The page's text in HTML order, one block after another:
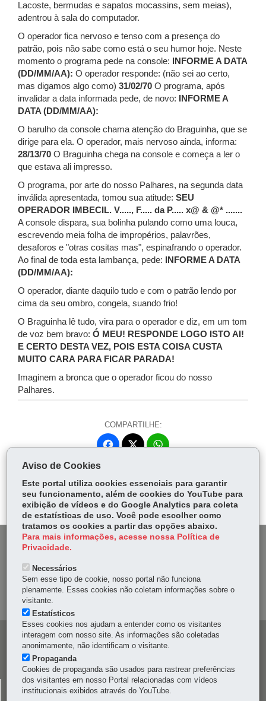
Lacoste, bermudas e sapatos mocassins, sem meias),
adentrou à sala do computador.
O operador fica nervoso e tenso com a presença do
patrão, pois não sabe como está o seu humor hoje. Neste
momento o programa pede na console:
INFORME A DATA
(DD/MM/AA): O operador responde: (não sei ao certo,
mas digamos algo como) 31/02/70 O programa, após
invalidar a data informada pede, de novo:
INFORME A
DATA (DD/MM/AA):
O barulho da console chama atenção do Braguinha, que se
dirige para ela. O operador, mais nervoso ainda, informa:
28/13/70 O Braguinha chega na console e começa a ler o
que estava ali impresso.
O programa, por arte do nosso Palhares, na segunda data
inválida apresentada, tomou sua atitude: SEU
OPERADOR IMBECIL. V....., F..... da P..... x@ & @* .......
A console dispara, sua bolinha pulando como uma louca,
escrevendo meia folha de impropérios, palavrões,
desaforos e "otras cositas mas", espinafrando o operador.
Ao final de toda esta lambança, pede:
INFORME A DATA
(DD/MM/AA):
O operador, diante daquilo tudo e com o patrão lendo por
cima da seu ombro, congela, suando frio!
O Braguinha lê tudo, vira para o operador e diz, em um tom
de voz bem bravo: Ó MEU! RESPONDE LOGO ISTO AI!
E CERTO DESTA VEZ, POIS ESTA COISA CUSTA
MUITO CARA PARA FICAR PARADA!
Imaginem a bronca que o operador ficou do nosso
Palhares.
COMPARTILHE:
Fa
ok
itt
er
W
Ap
p
DENUNCIE CORRUPÇÃO
OUVIDORIA
Navegação
principal
CELEPAR
Aviso de Cookies
Este portal utiliza cookies essenciais para garantir
seu funcionamento, além de cookies do YouTube para
exibição de vídeos e do Google Analytics para coleta
de estatísticas de uso. Você pode escolher como
tratamos os cookies a partir das opções abaixo.
Para mais informações, acesse nossa Política de
Privacidade.
Necessários
Sem esse tipo de cookie, nosso portal não funciona
plenamente. Esses cookies não coletam informações sobre o
visitante.
Estatísticos
Esses cookies nos ajudam a entender como os visitantes
interagem com nosso site. As informações são coletadas
anonimamente, não identificam o visitante.
Propaganda
Cookies de propaganda são usados para rastrear preferências
dos visitantes em nosso Portal relacionadas com vídeos
institucionais exibidos através do YouTube.